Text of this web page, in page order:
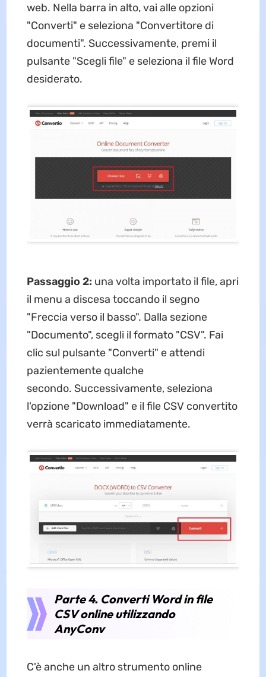
web. Nella barra in alto, vai alle opzioni
"Converti" e seleziona "Convertitore di
documenti". Successivamente, premi il
pulsante "Scegli file" e seleziona il file Word
desiderato.
Passaggio 2: una volta importato il file, apri
il menu a discesa toccando il segno
"Freccia verso il basso". Dalla sezione
"Documento", scegli il formato "CSV". Fai
clic sul pulsante "Converti" e attendi
pazientemente qualche
secondo. Successivamente, seleziona
l'opzione "Download" e il file CSV convertito
verrà scaricato immediatamente.
Parte 4. Converti Word in file
CSV online utilizzando
AnyConv
C'è anche un altro strumento online